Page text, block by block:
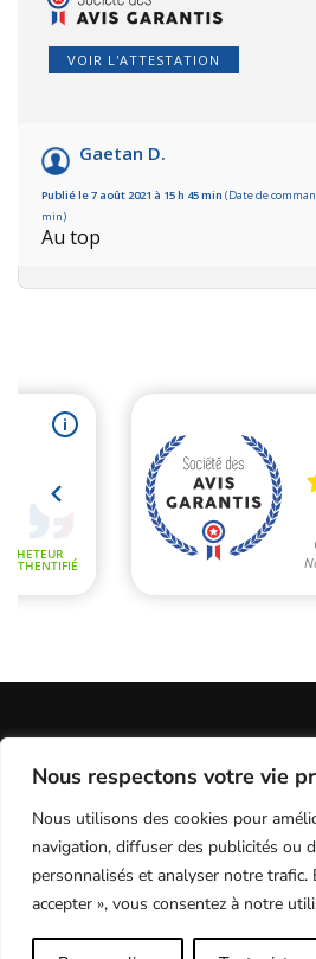
Nous respectons votre vie
Nous utilisons des cookies pour
navigation, diffuser des publicités ou
personnalisés et analyser notre trafic.
accepter », vous consentez à notre
VOIR L'ATTESTATION
Gaetan D.
Publié le 7 août 2021 à 15 h 45 min (Date de
min)
Au top
Informations Légales
Politique de Confidentialité /
Programme fidélité
MX Test - le meilleur du